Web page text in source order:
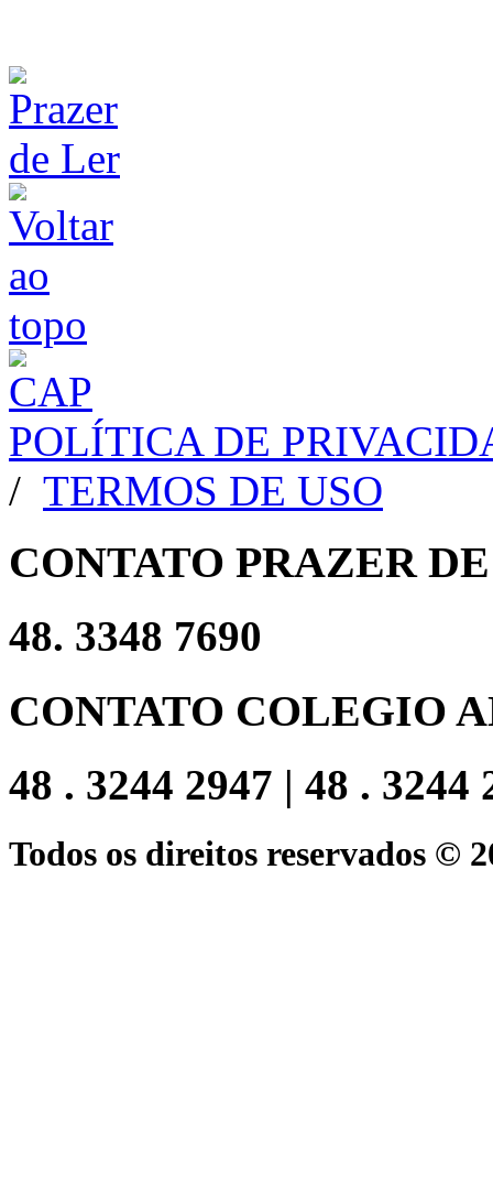
POLÍTICA DE
/ TERMOS DE USO
CONTATO PRAZER
48. 3348 7690
CONTATO COLEGIO
48 . 3244 2947 | 48 . 3244
Todos os direitos reservados ©